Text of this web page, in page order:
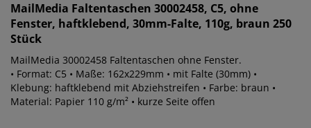
MailMedia Faltentaschen 30002458, C5, ohne
Fenster, haftklebend, 30mm-Falte, 110g, braun 250
Stück
MailMedia 30002458 Faltentaschen ohne Fenster.
• Format: C5 • Maße: 162x229mm • mit Falte (30mm) •
Klebung: haftklebend mit Abziehstreifen • Farbe: braun •
Material: Papier 110 g/m² • kurze Seite offen